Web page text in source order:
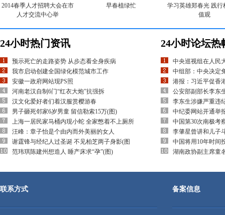
2014春季人才招聘大会在市
人才交流中心举
早春植绿忙
学习英雄郑春光 践行
值观
24小时热门资讯
预示死亡的走路姿势 从步态看全身疾病
我市启动创建全国绿化模范城市工作
安徽一政府网站现PS照
河南老汉自制6门“红衣大炮”抗强拆
汉文化爱好者们着汉服赏樱游春
男子砸死邻家6岁男童 留信勒索15万(图)
上海一居民家马桶内现小蛇 全家憋着不上厕所
汪峰：章子怡是个由内而外美丽的女人
谢霆锋与经纪人过圣诞 不见柏芝两子身影(图
范玮琪陈建州想造人 睡产床求“孕”(图)
24小时论坛热
中央巡视组在人民
中组部：中央决定
港报：习近平促香
公安部副部长李东
李东生涉嫌严重违
中纪委网站开通举
中国第30次南极考
李肇星曾讲和儿子
中国将用10年时间
湖南政协副主席童
联系方式 备案信息